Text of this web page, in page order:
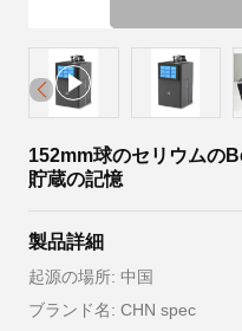
152mm球のセリウムの
貯蔵の記憶
製品詳細
起源の場所: 中国
ブランド名: CHN spec